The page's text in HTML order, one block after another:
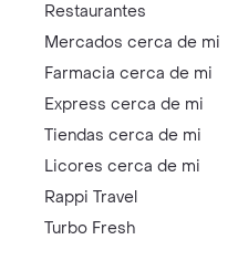
Restaurantes
Mercados cerca de mi
Farmacia cerca de mi
Express cerca de mi
Tiendas cerca de mi
Licores cerca de mi
Rappi Travel
Turbo Fresh